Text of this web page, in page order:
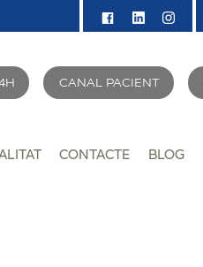
CANAL PACIENT
CONTACTE BLOG